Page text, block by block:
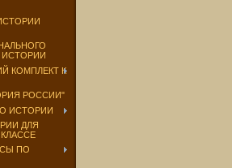
ИСТОРИИ
КОМПЛЕКТ К
РОССИИ"
ИСТОРИИ
ДЛЯ
ПО